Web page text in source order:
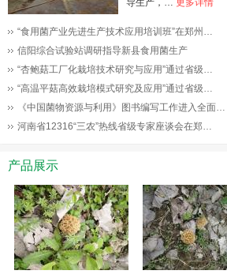
导生产，… 更多详情
“食用菌产业先进生产技术应用培训班”在郑州…
信阳综合试验站调研指导新县食用菌生产
“杏鲍菇工厂化栽培技术研究与应用”通过省级…
“高温平菇高效栽培模式研究及应用”通过省级…
《中国菌物资源与利用》图书编写工作进入全面…
河南省12316“三农”热线省级专家座谈会在郑…
产品展示